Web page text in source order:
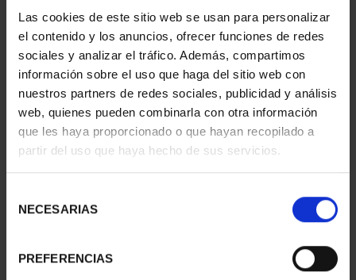
Las cookies de este sitio web se usan para personalizar
el contenido y los anuncios, ofrecer funciones de redes
sociales y analizar el tráfico. Además, compartimos
información sobre el uso que haga del sitio web con
nuestros partners de redes sociales, publicidad y análisis
web, quienes pueden combinarla con otra información
que les haya proporcionado o que hayan recopilado a
partir del uso que haya hecho de sus servicios.
NECESARIAS
PREFERENCIAS
SUSCRIPCIÓN
CAPITALES DE
PROVINCIA 1
949,00 €
Sólo para usuarios
registrados
SUSCRIPCIÓN
CAPITALES DE
PROVINCIA 2
949,00 €
Sólo para usuarios
registrados